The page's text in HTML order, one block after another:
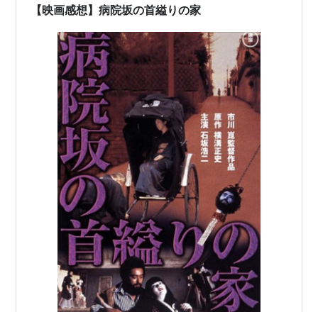
冒頭で長いセリフを熱弁。 棒でしたが、味がありまし
【映画感想】病院坂の首縊りの家